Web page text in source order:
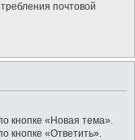
почтовой
кнопке «Новая тема».
кнопке «Ответить».